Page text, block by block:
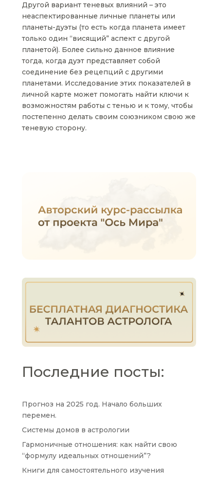
Другой вариант теневых влияний – это
неаспектированные личные планеты или
планеты-дуэты (то есть когда планета имеет
только один “висящий” аспект с другой
планетой). Более сильно данное влияние
тогда, когда дуэт представляет собой
соединение без рецепций с другими
планетами. Исследование этих показателей в
личной карте может помогать найти ключи к
возможностям работы с тенью и к тому, чтобы
постепенно делать своим союзником свою же
теневую сторону.
Последние посты:
Прогноз на 2025 год. Начало больших
перемен.
Системы домов в астрологии
Гармоничные отношения: как найти свою
“формулу идеальных отношений”?
Книги для самостоятельного изучения